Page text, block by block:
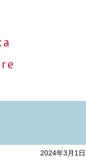
2024年3月1日